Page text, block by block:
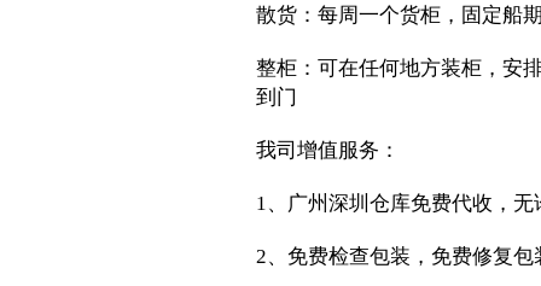
散货：每周一个货柜，固定船
整柜：可在任何地方装柜，安
到门
我司增值服务：
1、广州深圳仓库免费代收，无
2、免费检查包装，免费修复